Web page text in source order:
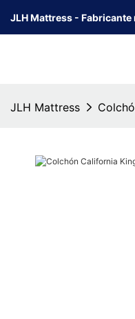
JLH Mattress -
JLH Mattress